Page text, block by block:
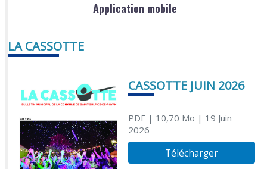
Application mobile
LA CASSOTTE
CASSOTTE JUIN 2026
PDF| 10,70 Mo | 19 Juin
2026
Télécharger